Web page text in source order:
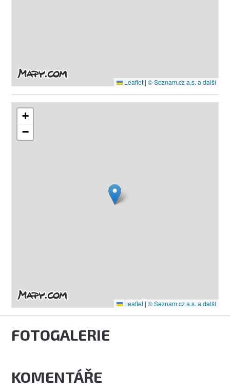
Leaflet | © Seznam.cz a.s. a další
+
−
Leaflet | © Seznam.cz a.s. a další
FOTOGALERIE
KOMENTÁŘE